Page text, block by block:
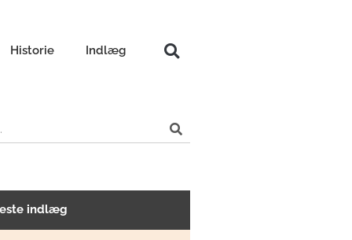
Historie Indlæg
indlæg